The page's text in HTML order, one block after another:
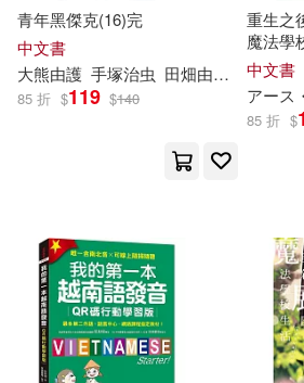
（韓）孔元國(6)
《收穫》文學雜誌社(5)
かやはるか(5)
西南師範大學出版社(17)
遼寧人民出版社(17)
開明出版
中國書籍出版社(16)
中國醫藥科技出版社(16)
青年黑傑克(16)完
中文書
大熊由護 手塚治虫 田畑由秋 林武三
85 折 $119 $140
重生之
魔法學
1
中文書
アース
85 折 $